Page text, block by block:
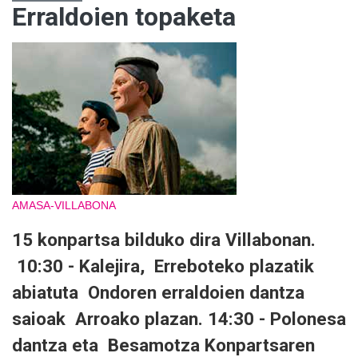
Erraldoien topaketa
AMASA-VILLABONA
15 konpartsa bilduko dira Villabonan.
10:30 - Kalejira, Erreboteko plazatik
abiatuta Ondoren erraldoien dantza
saioak Arroako plazan. 14:30 - Polonesa
dantza eta Besamotza Konpartsaren